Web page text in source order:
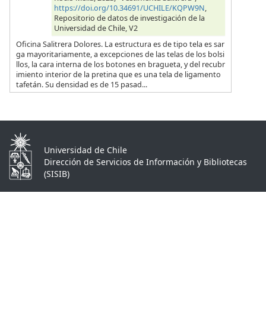
https://doi.org/10.34691/UCHILE/KQPW9N,
Repositorio de datos de investigación de la
Universidad de Chile, V2
Oficina Salitrera Dolores. La estructura es de tipo tela es sar
ga mayoritariamente, a excepciones de las telas de los bolsi
llos, la cara interna de los botones en bragueta, y del recubr
imiento interior de la pretina que es una tela de ligamento
tafetán. Su densidad es de 15 pasad...
Universidad de Chile
Dirección de Servicios de Información y Bibliotecas
(SISIB)